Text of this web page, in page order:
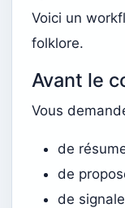
Voici un
folklore.
Avant le
Vous
de
de
de